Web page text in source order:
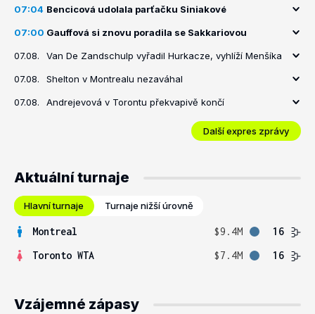
07:04 Bencicová udolala parťačku Siniakové
07:00 Gauffová si znovu poradila se Sakkariovou
07.08. Van De Zandschulp vyřadil Hurkacze, vyhlíží Menšíka
07.08. Shelton v Montrealu nezaváhal
07.08. Andrejevová v Torontu překvapivě končí
Další expres zprávy
Aktuální turnaje
Hlavní turnaje Turnaje nižší úrovně
Montreal $9.4M
16
Toronto WTA
$7.4M 16
Vzájemné zápasy